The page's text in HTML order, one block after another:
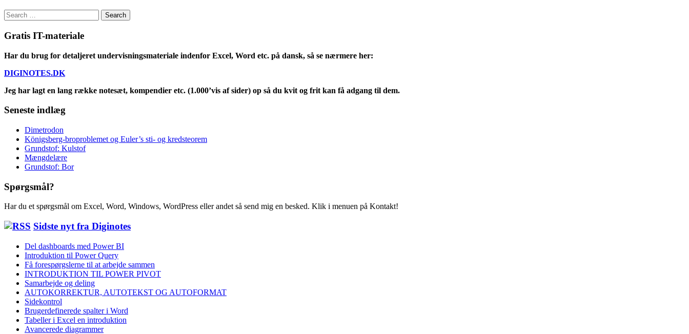
Search
for:
Gratis IT-materiale
Har du brug for detaljeret undervisningsmateriale indenfor Excel, Word etc. på dansk, så se nærmere her:
DIGINOTES.DK
Jeg har lagt en lang række notesæt, kompendier etc. (1.000’vis af sider) op så du kvit og frit kan få adgang til dem.
Seneste indlæg
Dimetrodon
Königsberg-broproblemet og Euler’s sti- og kredsteorem
Grundstof: Kulstof
Mængdelære
Grundstof: Bor
Spørgsmål?
Har du et spørgsmål om Excel, Word, Windows, WordPress eller andet så send mig en besked. Klik i menuen på Kontakt!
Sidste nyt fra Diginotes
Del dashboards med Power BI
Introduktion til Power Query
Få forespørgslerne til at arbejde sammen
INTRODUKTION TIL POWER PIVOT
Samarbejde og deling
AUTOKORREKTUR, AUTOTEKST OG AUTOFORMAT
Sidekontrol
Brugerdefinerede spalter i Word
Tabeller i Excel en introduktion
Avancerede diagrammer